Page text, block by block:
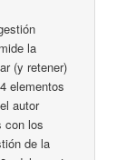
la
(y retener)
elementos
autor
con los
de la